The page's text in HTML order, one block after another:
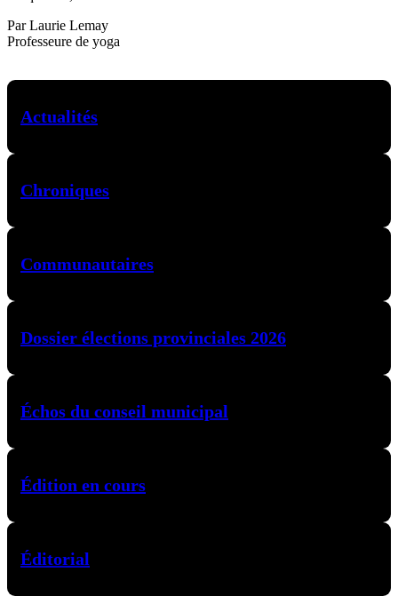
Par Laurie Lemay
Professeure de yoga
Actualités
Chroniques
Communautaires
Dossier élections provinciales 2026
Échos du conseil municipal
Édition en cours
Éditorial